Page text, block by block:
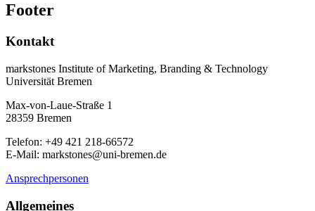
Footer
Kontakt
markstones Institute of Marketing, Branding & Technology
Universität Bremen
Max-von-Laue-Straße 1
28359 Bremen
Telefon: +49 421 218-66572
E-Mail: markstones@uni-bremen.de
Ansprechpersonen
Allgemeines